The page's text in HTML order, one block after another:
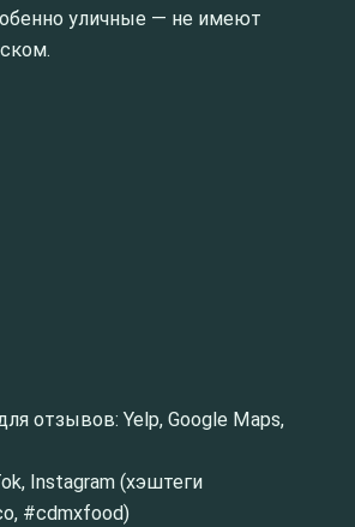
уличные — не имеют
отзывов: Yelp, Google Maps,
Instagram (хэштеги
#cdmxfood)